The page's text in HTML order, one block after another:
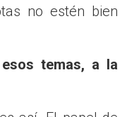
no estén bien
temas, a la